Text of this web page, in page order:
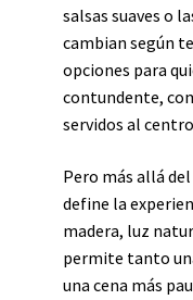
salsas suaves o
cambian según
opciones para
contundente,
servidos al
Pero más allá
define la
madera, luz
permite tanto
una cena más